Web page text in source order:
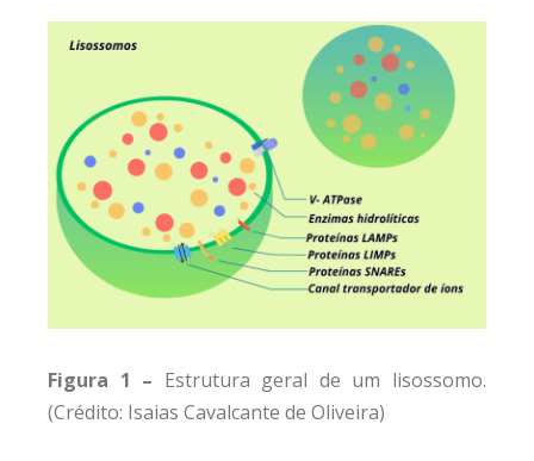
Figura 1 – Estrutura geral de um lisossomo.
(Crédito: Isaias Cavalcante de Oliveira)